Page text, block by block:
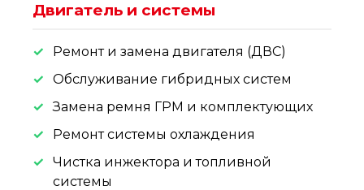
Двигатель и системы
Ремонт и замена двигателя (ДВС)
Обслуживание гибридных систем
Замена ремня ГРМ и комплектующих
Ремонт системы охлаждения
Чистка инжектора и топливной
системы